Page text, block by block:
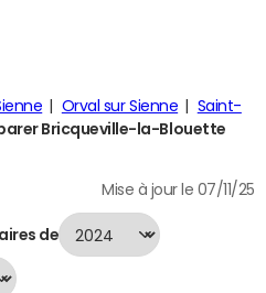
Orval sur Sienne
Saint-
Bricqueville-la-Blouette
Mise à jour le 07/11/25
de